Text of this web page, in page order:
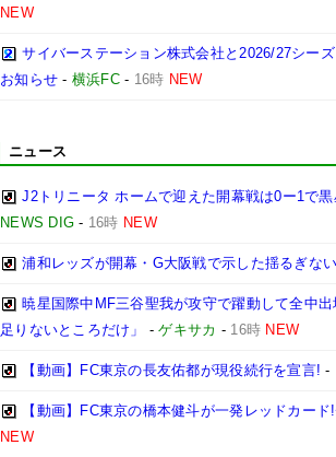
NEW
サイバーステーション株式会社と2026/27シー
お知らせ - 横浜FC- 16時 NEW
ニュース
J2トリニータ ホームで迎えた開幕戦は0ー1で
NEWS DIG - 16時 NEW
浦和レッズが開幕・G大阪戦で示した揺るぎな
暁星国際中MF三谷聖我が攻守で躍動して全中
足りないところだけ」
-ゲキサカ - 16時 NEW
【動画】FC東京の長友佑都が現役続行を宣言! -
【動画】FC東京の橋本健斗が一発レッドカー
NEW